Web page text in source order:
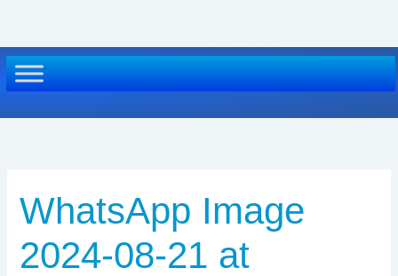
WhatsApp Image
2024-08-21 at